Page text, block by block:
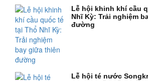
Lễ hội khinh khí cầu
Nhĩ Kỳ: Trải nghiệm
đường
Lễ hội té nước